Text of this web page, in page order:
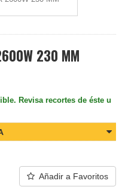
230 MM
Revisa recortes de éste u
Añadir a Favoritos